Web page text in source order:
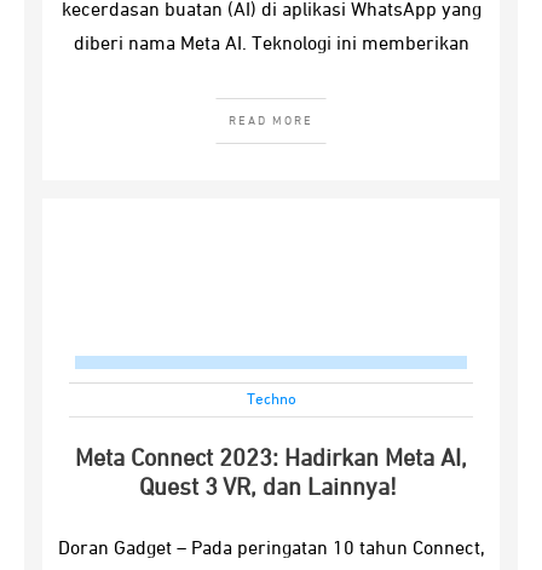
kecerdasan buatan (AI) di aplikasi WhatsApp yang
diberi nama Meta AI. Teknologi ini memberikan
READ MORE
Techno
Meta Connect 2023: Hadirkan Meta AI,
Quest 3 VR, dan Lainnya!
Doran Gadget – Pada peringatan 10 tahun Connect,